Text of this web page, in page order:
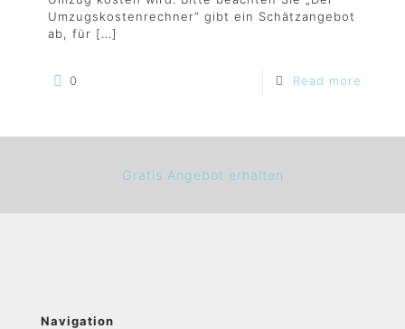
Umzugskostenrechner“ gibt ein Schätzangebot
ab, für […]
0 Read more
Gratis Angebot erhalten
Navigation